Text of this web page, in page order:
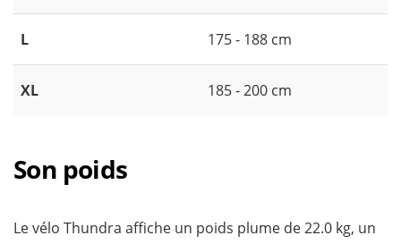
L 175 - 188 cm
XL 185 - 200 cm
Son poids
Le vélo Thundra affiche un poids plume de 22.0 kg, un